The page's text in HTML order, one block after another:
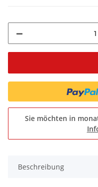
Sie möchten in
Beschreibung